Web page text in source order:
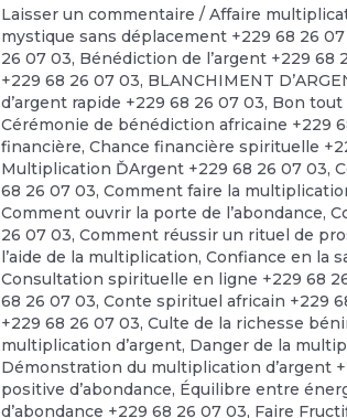
Laisser un commentaire /Affaire
mystique sans déplacement +229 68 26
26 07 03, Bénédiction de l’argent +229 68
+229 68 26 07 03, BLANCHIMENT
d’argent rapide +229 68 26 07 03, Bon tout
Cérémonie de bénédiction africaine +229
financière,Chance financière spirituelle
Multiplication ĎArgent +229 68 26 07 03,
68 26 07 03,Comment faire la
Comment ouvrir la porte de l’abondance,
26 07 03,Comment réussir un rituel de
l’aide de la multiplication,Confiance en la
Consultation spirituelle en ligne +229 68
68 26 07 03,Conte spirituel africain +229
+229 68 26 07 03,Culte de la richesse
multiplication d’argent, Danger de la
Démonstration du multiplication d’argent
positive d’abondance, Équilibre entre
d’abondance +229 68 26 07 03, Faire